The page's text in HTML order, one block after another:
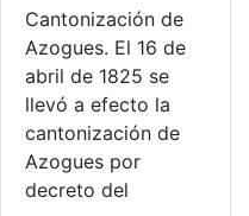
Cantonización de
Azogues. El 16 de
abril de 1825 se
llevó a efecto la
cantonización de
Azogues por
decreto del